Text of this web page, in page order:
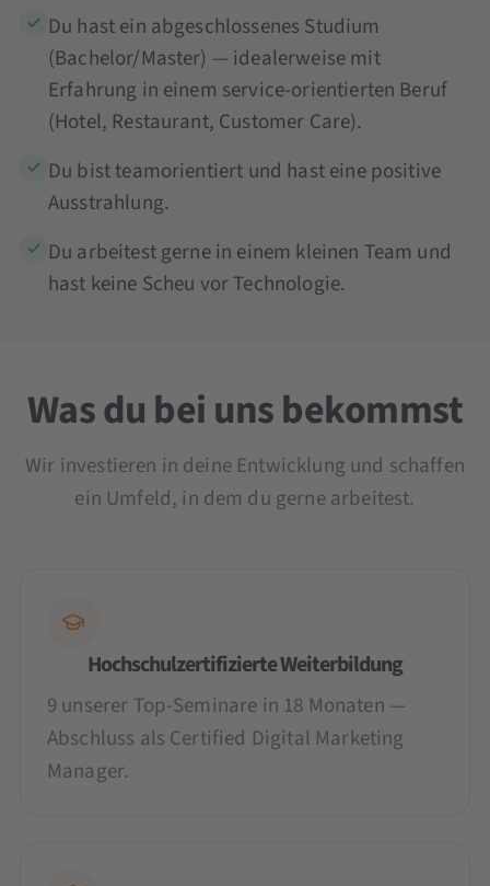
Du hast ein abgeschlossenes Studium
(Bachelor/Master) — idealerweise mit
Erfahrung in einem service-orientierten Beruf
(Hotel, Restaurant, Customer Care).
Du bist teamorientiert und hast eine positive
Ausstrahlung.
Du arbeitest gerne in einem kleinen Team und
hast keine Scheu vor Technologie.
Was du bei uns bekommst
Wir investieren in deine Entwicklung und schaffen
ein Umfeld, in dem du gerne arbeitest.
Hochschulzertifizierte Weiterbildung
9 unserer Top-Seminare in 18 Monaten —
Abschluss als Certified Digital Marketing
Manager.